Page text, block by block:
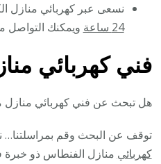
نسعى عبر كهربائي منازل
24 ساعة
ويمكنك
فني كهربائي
هل تبحث عن فني كهربائي
توقف عن البحث وقم
كهربائي منازل الفنطاس ذو خبرة